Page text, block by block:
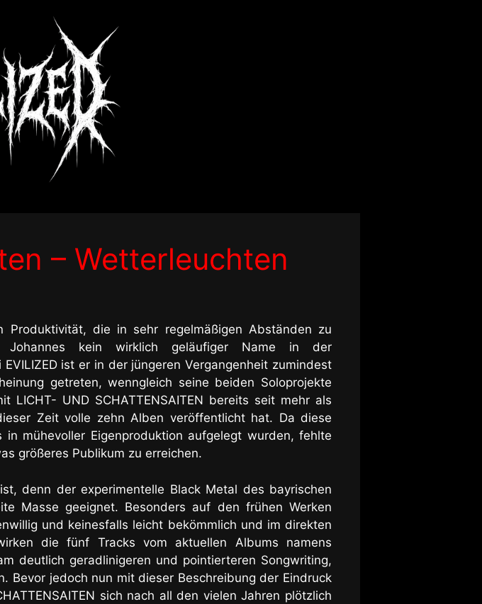
– Wetterleuchten
Produktivität, die in sehr regelmäßigen Abständen zu
kein wirklich geläufiger Name in der
ist er in der jüngeren Vergangenheit zumindest
getreten, wenngleich seine beiden Soloprojekte
LICHT- UND SCHATTENSAITEN bereits seit mehr als
Zeit volle zehn Alben veröffentlicht hat. Da diese
mühevoller Eigenproduktion aufgelegt wurden, fehlte
größeres Publikum zu erreichen.
denn der experimentelle Black Metal des bayrischen
Masse geeignet. Besonders auf den frühen Werken
und keinesfalls leicht bekömmlich und im direkten
wirken die fünf Tracks vom aktuellen Albums namens
deutlich geradlinigeren und pointierteren Songwriting,
Bevor jedoch nun mit dieser Beschreibung der Eindruck
sich nach all den vielen Jahren plötzlich